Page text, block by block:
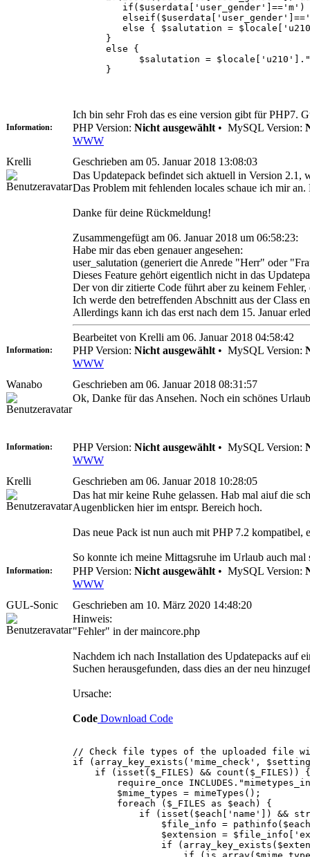
if($userdata['user_gender']=='m') {
elseif($userdata['user_gender']=='f')
else { $salutation =
}
else {
$salutation = $locale['u210']."
}
Ich bin sehr Froh das es eine version gibt für PHP7.
Information: PHP Version: Nicht ausgewählt • MySQL Version:
WWW
Krelli
Geschrieben am 05. Januar 2018 13:08:03
Das Updatepack befindet sich aktuell in Version
Das Problem mit fehlenden locales schaue ich mir
Danke für deine Rückmeldung!
Zusammengefügt am 06. Januar 2018 um 06:58:23:
Habe mir das eben genauer angesehen:
user_salutation (generiert die Anrede "Herr" oder
Dieses Feature gehört eigentlich nicht in das
Der von dir zitierte Code führt aber zu keinem
Ich werde den betreffenden Abschnitt aus der Class
Allerdings kann ich das erst nach dem 15. Januar
Bearbeitet von Krelli am 06. Januar 2018 04:58:42
Information: PHP Version: Nicht ausgewählt • MySQL Version:
WWW
Wanabo
Geschrieben am 06. Januar 2018 08:31:57
Ok, Danke für das Ansehen. Noch ein schönes
Information: PHP Version: Nicht ausgewählt • MySQL Version:
WWW
Krelli
Geschrieben am 06. Januar 2018 10:28:05
Das hat mir keine Ruhe gelassen. Hab mal aiuf die
Augenblicken hier im entspr. Bereich hoch.
Das neue Pack ist nun auch mit PHP 7.2 kompatibel,
So konnte ich meine Mittagsruhe im Urlaub auch
Information: PHP Version: Nicht ausgewählt • MySQL Version:
WWW
GUL-Sonic
Geschrieben am 10. März 2020 14:48:20
Hinweis:
"Fehler" in der maincore.php
Nachdem ich nach Installation des Updatepacks auf
Suchen herausgefunden, dass dies an der neu
Ursache:
Code Download Code
// Check file types of the uploaded file
if (array_key_exists('mime_check',
if (isset($_FILES) && count($_FILES)) {
require_once
$mime_types = mimeTypes();
foreach ($_FILES as $each) {
if (isset($each['name']) &&
$file_info =
$extension =
if (array_key_exists($extension,